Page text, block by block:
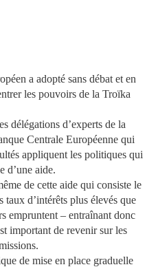
a adopté sans débat et en
les pouvoirs de la Troïka
délégations d’experts de la
Centrale Européenne qui
appliquent les politiques qui
d’une aide.
de cette aide qui consiste le
taux d’intérêts plus élevés que
empruntent – entraînant donc
important de revenir sur les
de mise en place graduelle